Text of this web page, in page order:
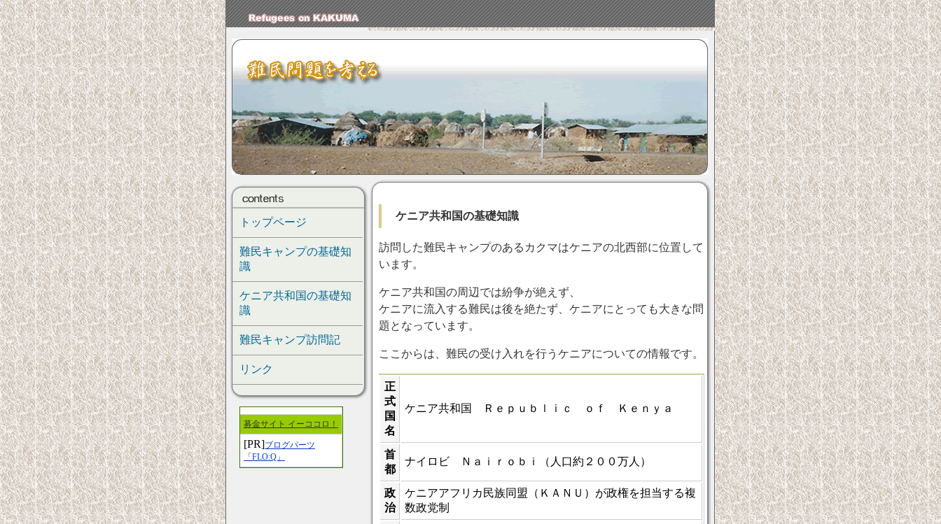
トップページ
難民キャンプの基礎知
識
ケニア共和国の基礎知
識
難民キャンプ訪問記
リンク
募金サイト イーココロ！
[PR]ブログパーツ
「FLO:Q」
ケニア共和国の基礎知識
訪問した難民キャンプのあるカクマはケニアの北西部に位置して
います。
ケニア共和国の周辺では紛争が絶えず、
ケニアに流入する難民は後を絶たず、ケニアにとっても大きな問
題となっています。
ここからは、難民の受け入れを行うケニアについての情報です。
正
式
国
名
ケニア共和国 Ｒｅｐｕｂｌｉｃ ｏｆ Ｋｅｎｙａ
首
都
ナイロビ Ｎａｉｒｏｂｉ（人口約２００万人）
政
治
ケニアアフリカ民族同盟（ＫＡＮＵ）が政権を担当する複
数政党制